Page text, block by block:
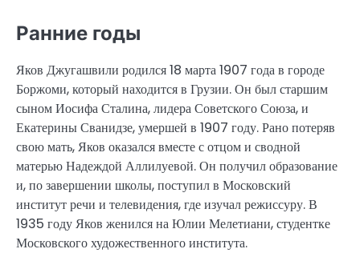
Ранние годы
Яков Джугашвили родился 18 марта 1907 года в городе
Боржоми, который находится в Грузии. Он был старшим
сыном Иосифа Сталина, лидера Советского Союза, и
Екатерины Сванидзе, умершей в 1907 году. Рано потеряв
свою мать, Яков оказался вместе с отцом и сводной
матерью Надеждой Аллилуевой. Он получил образование
и, по завершении школы, поступил в Московский
институт речи и телевидения, где изучал режиссуру. В
1935 году Яков женился на Юлии Мелетиани, студентке
Московского художественного института.